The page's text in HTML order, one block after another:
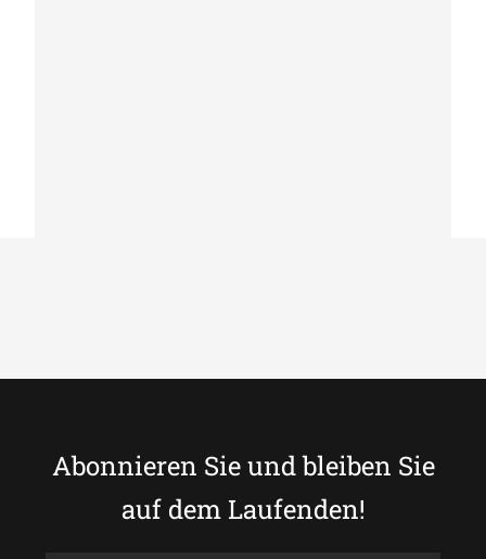
Abonnieren Sie und bleiben Sie
auf dem Laufenden!